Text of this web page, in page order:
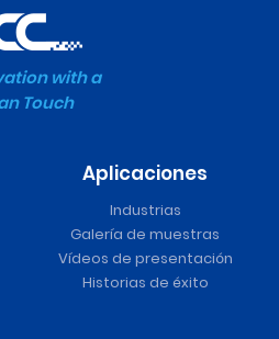
with a
Touch
Aplicaciones
Industrias
Galería de muestras
Vídeos de presentación
Historias de éxito